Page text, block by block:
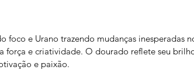
foco e Urano trazendo mudanças inesperadas
força e criatividade. O dourado reflete seu
e paixão.